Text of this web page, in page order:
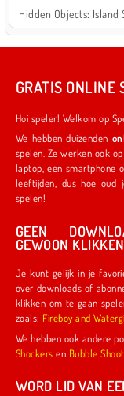
Hidden Objects: Island
GRATIS ONLINE
Hoi speler! Welkom op
We hebben duizenden
spelen. Ze werken ook
laptop, een smartphone of een tablet. We hebben iets voor spelers van alle
leeftijden, dus hoe oud je ook
spelen!
GEEN
GEWOON
Je kunt gelijk in je
over downloads of
klikken om te gaan spelen! Begin met spelletjes
zoals:
Fireboy and
Shockers en Bubble
WORD LID VAN